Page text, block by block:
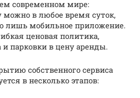
современном мире:
в любое время суток,
лишь мобильное приложение.
ценовая политика,
парковки в цену аренды.
собственного сервиса
в несколько этапов: